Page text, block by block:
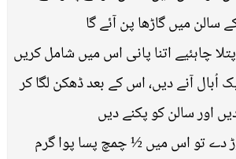
سالن میں گاڑھا پن آئے گا
چاہئیے اتنا پانی اس میں شامل کریں
اُبال آنے دیں، اس کے بعد ڈھکن لگا کر
اور سالن کو پکنے دیں
دے تو اس میں ½ چمچ پسا پوا گرم